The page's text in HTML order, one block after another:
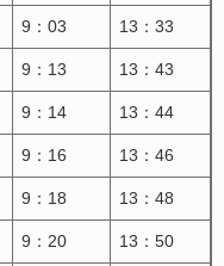
9：03 13：33
9：13 13：43
9：14 13：44
9：16 13：46
9：18 13：48
9：20 13：50